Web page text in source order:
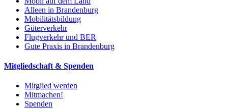
Alleen in Brandenburg
Mobilitätsbildung
Güterverkehr
Flugverkehr und BER
Gute Praxis in Brandenburg
Mitgliedschaft & Spenden
Mitglied werden
Mitmachen!
Spenden